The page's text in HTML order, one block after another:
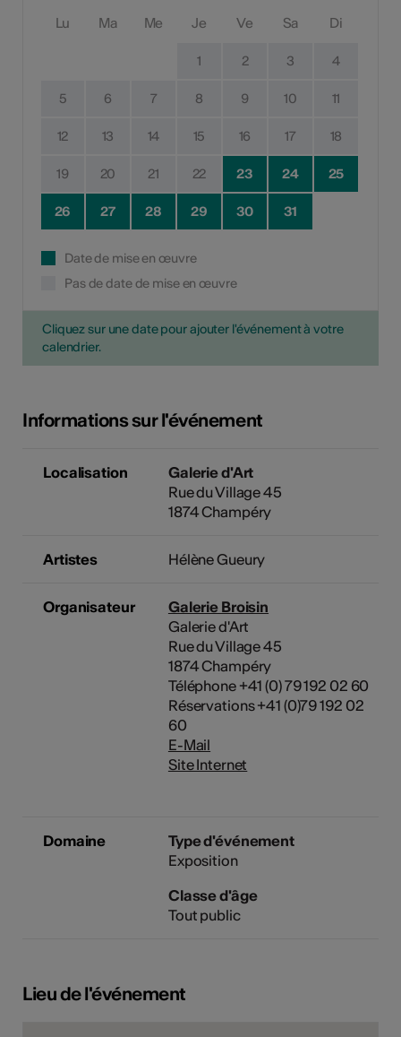
Lu Ma Me Je Ve Sa Di
1 2 3 4
5 6 7 8 9 10 11
12 13 14 15 16 17 18
19 20 21 22 23 24 25
26 27 28 29 30 31
Date de mise en œuvre
Pas de date de mise en œuvre
Cliquez sur une date pour ajouter l'événement à votre
calendrier.
Informations sur l'événement
Localisation
Galerie d'Art
Rue du Village 45
1874 Champéry
Artistes Hélène Gueury
Organisateur
Galerie Broisin
Galerie d'Art
Rue du Village 45
1874 Champéry
Téléphone +41 (0) 79 192 02 60
Réservations +41 (0)79 192 02
60
E-Mail
Site Internet
Domaine
Type d'événement
Exposition
Classe d'âge
Tout public
Lieu de l'événement